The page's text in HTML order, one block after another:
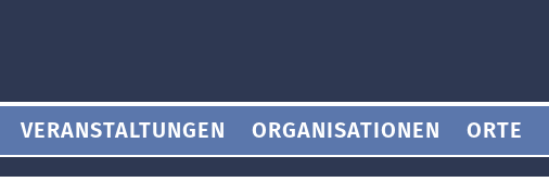
VERANSTALTUNGEN ORGANISATIONEN ORTE